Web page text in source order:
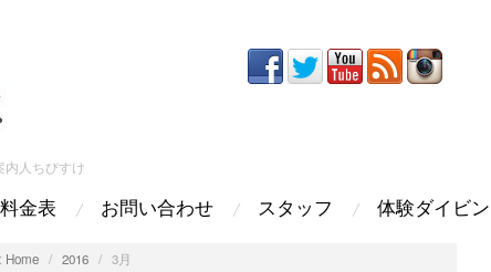
内人ちびすけ
料金表 お問い合わせ スタッフ 体験ダイビ
Home / 2016 / 3月